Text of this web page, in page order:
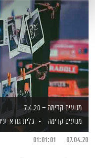
מנועים קדימה – 7.4.20
מנועים קדימה
גלית גורא-
07.04.20
01:01:01